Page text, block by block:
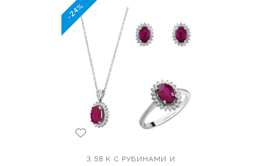
-24%
3.58 K С РУБИНАМИ И